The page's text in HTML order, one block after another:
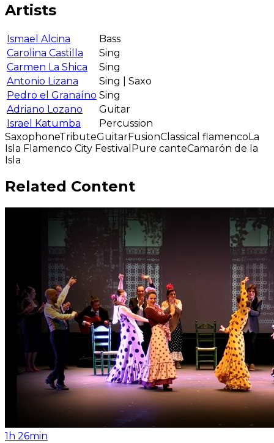
Artists
Ismael Alcina
Bass
Carolina Castilla
Sing
Carmen La Shica
Sing
Antonio Lizana
Sing | Saxo
Pedro el Granaíno Sing
Adriano Lozano
Guitar
Israel Katumba
Percussion
SaxophoneTributeGuitarFusionClassical flamencoLa
Isla Flamenco City Festival Pure canteCamarón de la
Isla
Related Content
1h 26min